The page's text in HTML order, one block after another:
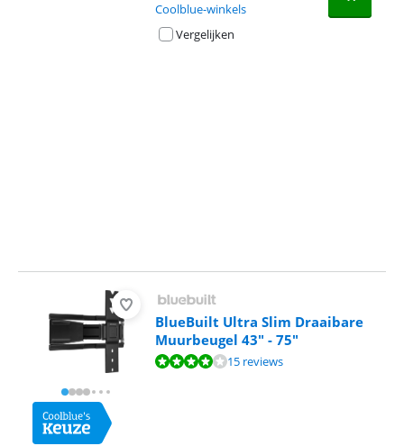
Coolblue-winkels
Vergelijken
BlueBuilt Ultra Slim Draaibare
Muurbeugel 43" - 75"
Beoordeling is 8,2 van de 10, gebaseerd op 15 reviews.
15 reviews